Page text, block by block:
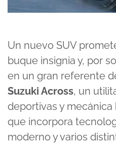
Un nuevo SUV
buque insignia y, por
en un gran referente
Suzuki Across, un
deportivas y
que incorpora
moderno y varios